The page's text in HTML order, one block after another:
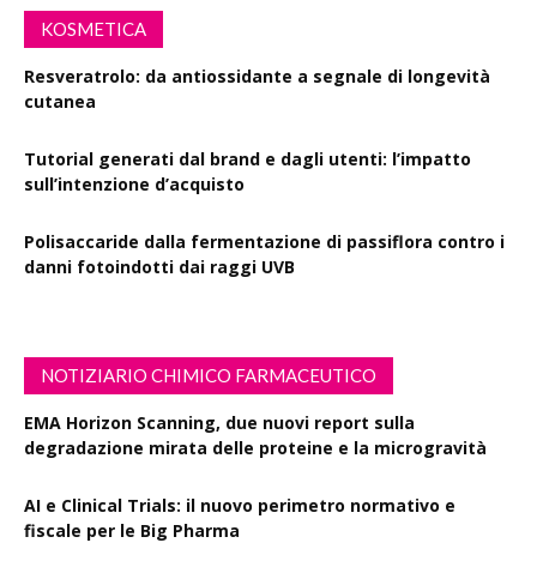
KOSMETICA
Resveratrolo: da antiossidante a segnale di longevità
cutanea
Tutorial generati dal brand e dagli utenti: l’impatto
sull’intenzione d’acquisto
Polisaccaride dalla fermentazione di passiflora contro i
danni fotoindotti dai raggi UVB
NOTIZIARIO CHIMICO FARMACEUTICO
EMA Horizon Scanning, due nuovi report sulla
degradazione mirata delle proteine e la microgravità
AI e Clinical Trials: il nuovo perimetro normativo e
fiscale per le Big Pharma